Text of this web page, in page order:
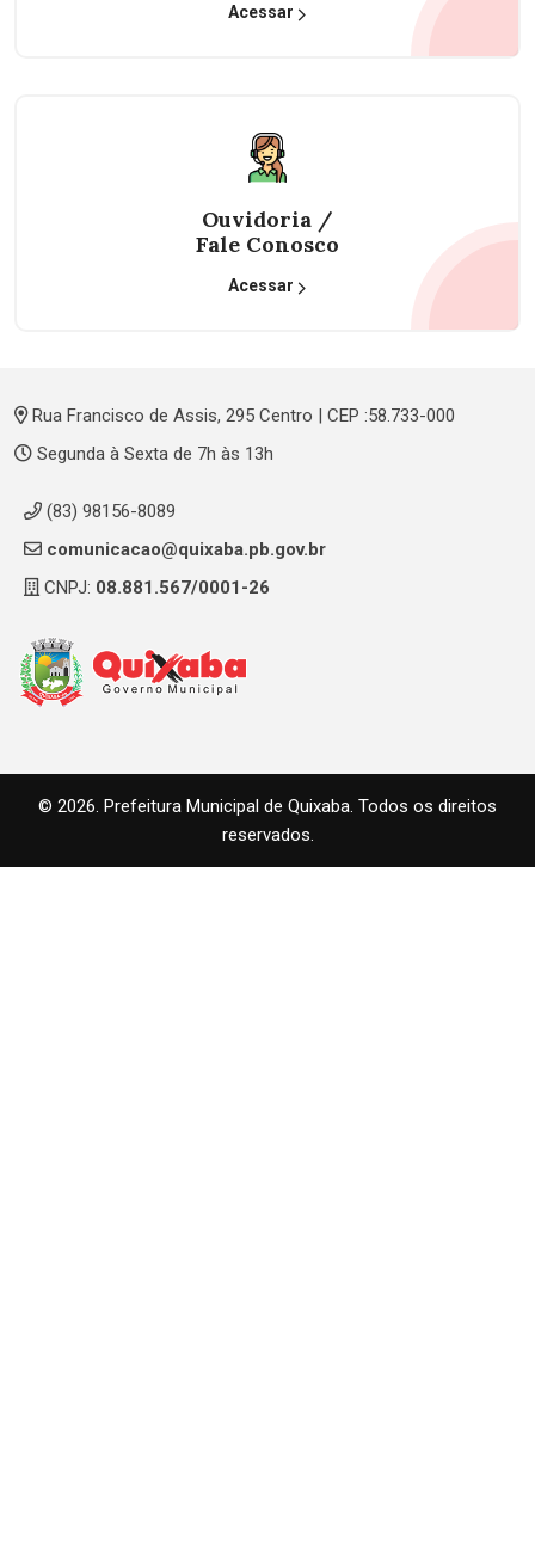
Acessar
Ouvidoria /
Fale Conosco
Acessar
Rua Francisco de Assis, 295 Centro | CEP :58.733-000
Segunda à Sexta de 7h às 13h
(83) 98156-8089
comunicacao@quixaba.pb.gov.br
CNPJ: 08.881.567/0001-26
© 2026. Prefeitura Municipal de Quixaba. Todos os direitos
reservados.